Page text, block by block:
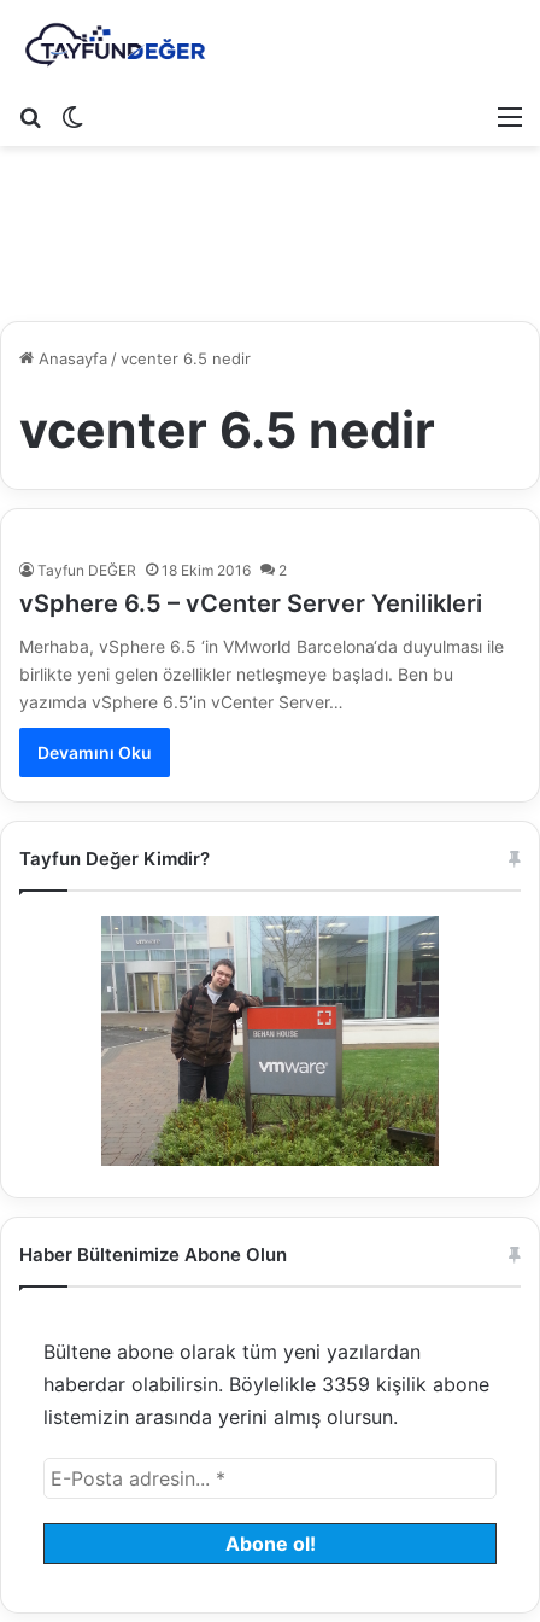
Arama yap ...
Anasayfa/vcenter 6.5 nedir
vcenter 6.5 nedir
Tayfun DEĞER 18 Ekim 2016 2
vSphere 6.5 – vCenter Server Yenilikleri
Merhaba, vSphere 6.5 ‘in VMworld Barcelona‘da duyulması ile
birlikte yeni gelen özellikler netleşmeye başladı. Ben bu
yazımda vSphere 6.5’in vCenter Server…
Devamını Oku
Tayfun Değer Kimdir?
Haber Bültenimize Abone Olun
Bültene abone olarak tüm yeni yazılardan
haberdar olabilirsin. Böylelikle 3359 kişilik abone
listemizin arasında yerini almış olursun.